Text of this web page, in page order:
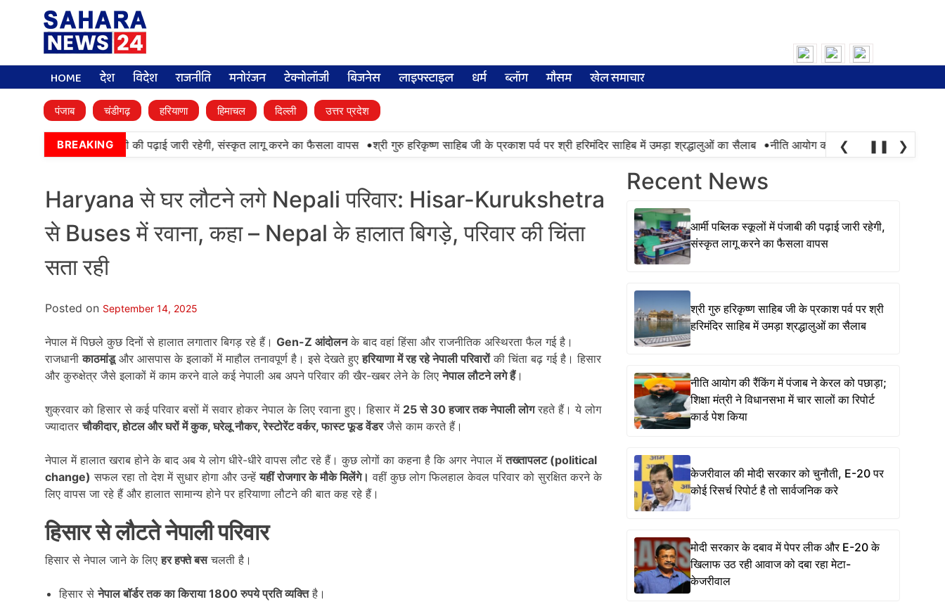
for:
HOME देश विदेश राजनीति मनोरंजन टेक्नोलॉजी बिजनेस लाइफ्स्टाइल धर्म ब्लॉग मौसम खेल समाचार
पंजाब चंडीगढ़ हरियाणा हिमाचल दिल्ली उत्तर प्रदेश
BREAKING
पब्लिक स्कूलों में पंजाबी की पढ़ाई जारी रहेगी, संस्कृत लागू करने का फैसला वापस •श्री गुरु हरिकृष्ण साहिब जी के प्रकाश पर्व पर श्री हरिमंदिर साहिब में उमड़ा श्रद्धालुओं का सैलाब •नीति आयोग की रैंकिंग में पंजाब ने केरल को पछाड़ा;
❮ ❚❚ ❯
Haryana से घर लौटने लगे Nepali परिवार: Hisar-Kurukshetra
से Buses में रवाना, कहा – Nepal के हालात बिगड़े, परिवार की चिंता
सता रही
Posted on September 14, 2025
नेपाल में पिछले कुछ दिनों से हालात लगातार बिगड़ रहे हैं। Gen-Z आंदोलनके बाद वहां हिंसा और राजनीतिक अस्थिरता फैल गई है।
राजधानीकाठमांडूऔर आसपास के इलाकों में माहौल तनावपूर्ण है। इसे देखते हुएहरियाणा में रह रहे नेपाली परिवारोंकी चिंता बढ़ गई है। हिसार
और कुरुक्षेत्र जैसे इलाकों में काम करने वाले कई नेपाली अब अपने परिवार की खैर-खबर लेने के लिएनेपाल लौटने लगे हैं।
शुक्रवार को हिसार से कई परिवार बसों में सवार होकर नेपाल के लिए रवाना हुए। हिसार में 25से 30हजार तक नेपाली लोगरहते हैं। ये लोग
ज्यादातरचौकीदार,होटल और घरों में कुक,घरेलू नौकर,रेस्टोरेंट वर्कर,फास्ट फूड वेंडरजैसे काम करते हैं।
नेपाल में हालात खराब होने के बाद अब ये लोग धीरे-धीरे वापस लौट रहे हैं। कुछ लोगों का कहना है कि अगर नेपाल मेंतख्तापलट (political
change) सफल रहा तो देश में सुधार होगा और उन्हेंयहीं रोजगार के मौके मिलेंगे। वहीं कुछ लोग फिलहाल केवल परिवार को सुरक्षित करने के
लिए वापस जा रहे हैं और हालात सामान्य होने पर हरियाणा लौटने की बात कह रहे हैं।
हिसार से लौटते नेपाली परिवार
हिसार से नेपाल जाने के लिएहर हफ्ते बसचलती है।
हिसार सेनेपाल बॉर्डर तक का किराया 1800रुपये प्रति व्यक्तिहै।
Recent News
आर्मी पब्लिक स्कूलों में पंजाबी की पढ़ाई जारी रहेगी,
संस्कृत लागू करने का फैसला वापस
श्री गुरु हरिकृष्ण साहिब जी के प्रकाश पर्व पर श्री
हरिमंदिर साहिब में उमड़ा श्रद्धालुओं का सैलाब
नीति आयोग की रैंकिंग में पंजाब ने केरल को पछाड़ा;
शिक्षा मंत्री ने विधानसभा में चार सालों का रिपोर्ट
कार्ड पेश किया
केजरीवाल की मोदी सरकार को चुनौती, E-20 पर
कोई रिसर्च रिपोर्ट है तो सार्वजनिक करे
मोदी सरकार के दबाव में पेपर लीक और E-20 के
खिलाफ उठ रही आवाज को दबा रहा मेटा-
केजरीवाल